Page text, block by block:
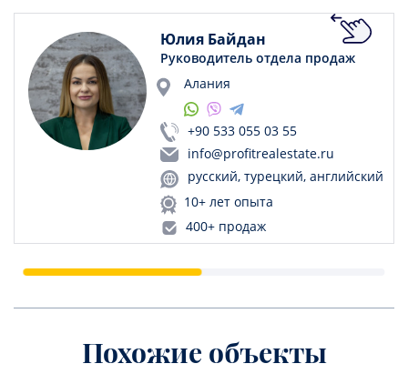
Юлия Байдан
Руководитель отдела продаж
Алания
+90 533 055 03 55
info@profitrealestate.ru
русский, турецкий, английский
10+ лет опыта
400+ продаж
Похожие объекты